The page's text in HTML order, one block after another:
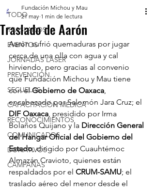
TODO
TRASLADOS
EVENTOS
JORNADAS LÁSER
PREVENCIÓN
SECUELAS
CAPACITACIÓN MÉDICA
RECONOCIMIENTOS
COMUNICADOS
DONATIVOS
CAMPAÑAS
Traslado de Aarón
Fundación Michou y Mau
21 may 1 min de lectura
Aarón sufrió quemaduras por jugar
cerca de una olla con agua y cal
hirviendo, pero gracias al convenio
que Fundación Michou y Mau tiene
con el Gobierno de Oaxaca,
encabezado por Salomón Jara Cruz; el
DIF Oaxaca, presidido por Irma
Bolaños Quijano y la Dirección General
del Hangar Oficial del Gobierno del
Estado, dirigido por Cuauhtémoc
Almazán Cravioto, quienes están
respaldados por el CRUM-SAMU; el
traslado aéreo del menor desde el